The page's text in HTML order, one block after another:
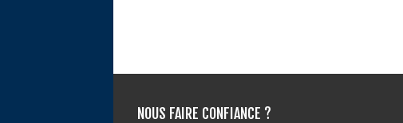
NOUS FAIRE CONFIANCE ?